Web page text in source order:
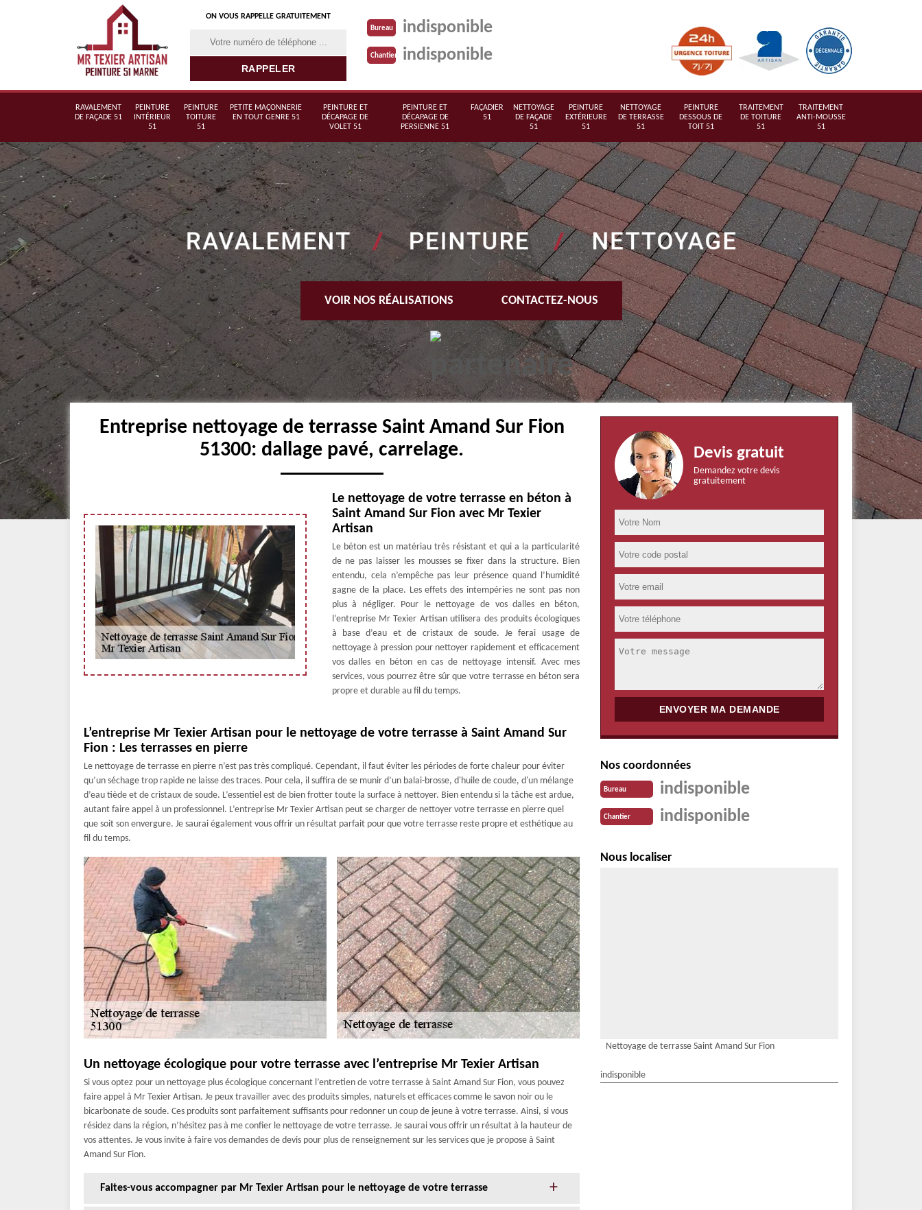
ON VOUS RAPPELLE GRATUITEMENT
Bureau indisponible
Chantier indisponible
RAVALEMENT
DE FAÇADE 51
PEINTURE
INTÉRIEUR
51
PEINTURE
TOITURE
51
PETITE MAÇONNERIE
EN TOUT GENRE 51
PEINTURE ET
DÉCAPAGE DE
VOLET 51
PEINTURE ET
DÉCAPAGE DE
PERSIENNE 51
FAÇADIER
51
NETTOYAGE
DE FAÇADE
51
PEINTURE
EXTÉRIEURE
51
NETTOYAGE
DE TERRASSE
51
PEINTURE
DESSOUS DE
TOIT 51
TRAITEMENT
DE TOITURE
51
TRAITEMENT
ANTI-MOUSSE
51
VOIR NOS RÉALISATIONS CONTACTEZ-NOUS
Entreprise nettoyage de terrasse Saint Amand Sur Fion
51300: dallage pavé, carrelage.
Le nettoyage de votre terrasse en béton à
Saint Amand Sur Fion avec Mr Texier
Artisan
Le béton est un matériau très résistant et qui a la particularité
de ne pas laisser les mousses se fixer dans la structure. Bien
entendu, cela n’empêche pas leur présence quand l’humidité
gagne de la place. Les effets des intempéries ne sont pas non
plus à négliger. Pour le nettoyage de vos dalles en béton,
l’entreprise Mr Texier Artisan utilisera des produits écologiques
à base d’eau et de cristaux de soude. Je ferai usage de
nettoyage à pression pour nettoyer rapidement et efficacement
vos dalles en béton en cas de nettoyage intensif. Avec mes
services, vous pourrez être sûr que votre terrasse en béton sera
propre et durable au fil du temps.
L’entreprise Mr Texier Artisan pour le nettoyage de votre terrasse à Saint Amand Sur
Fion : Les terrasses en pierre
Le nettoyage de terrasse en pierre n’est pas très compliqué. Cependant, il faut éviter les périodes de forte chaleur pour éviter
qu’un séchage trop rapide ne laisse des traces. Pour cela, il suffira de se munir d’un balai-brosse, d'huile de coude, d'un mélange
d’eau tiède et de cristaux de soude. L’essentiel est de bien frotter toute la surface à nettoyer. Bien entendu si la tâche est ardue,
autant faire appel à un professionnel. L’entreprise Mr Texier Artisan peut se charger de nettoyer votre terrasse en pierre quel
que soit son envergure. Je saurai également vous offrir un résultat parfait pour que votre terrasse reste propre et esthétique au
fil du temps.
Un nettoyage écologique pour votre terrasse avec l’entreprise Mr Texier Artisan
Si vous optez pour un nettoyage plus écologique concernant l’entretien de votre terrasse à Saint Amand Sur Fion, vous pouvez
faire appel à Mr Texier Artisan. Je peux travailler avec des produits simples, naturels et efficaces comme le savon noir ou le
bicarbonate de soude. Ces produits sont parfaitement suffisants pour redonner un coup de jeune à votre terrasse. Ainsi, si vous
résidez dans la région, n’hésitez pas à me confier le nettoyage de votre terrasse. Je saurai vous offrir un résultat à la hauteur de
vos attentes. Je vous invite à faire vos demandes de devis pour plus de renseignement sur les services que je propose à Saint
Amand Sur Fion.
Faites-vous accompagner par Mr Texier Artisan pour le nettoyage de votre terrasse
Devis gratuit
Demandez votre devis
gratuitement
Nos coordonnées
Bureau indisponible
Chantier indisponible
Nous localiser
Nettoyage de terrasse Saint Amand Sur Fion
indisponible